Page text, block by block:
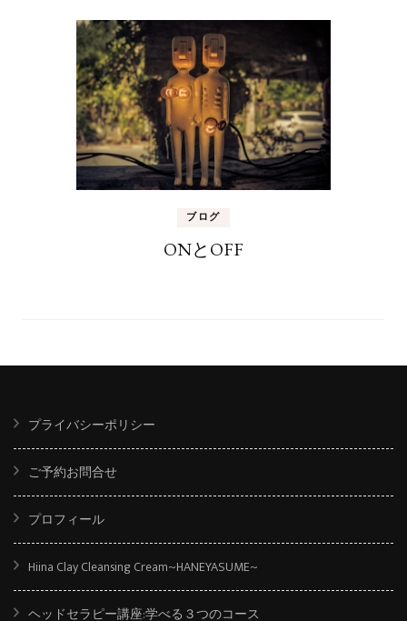
ブログ
ONとOFF
プライバシーポリシー
ご予約お問合せ
プロフィール
Hiina Clay Cleansing Cream~HANEYASUME~
ヘッドセラピー講座:学べる３つのコース